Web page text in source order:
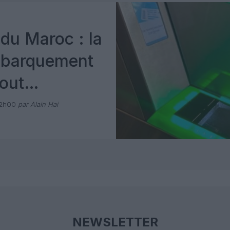
Maroc : la
Pax
par Alain Hai
NEWSLETTER